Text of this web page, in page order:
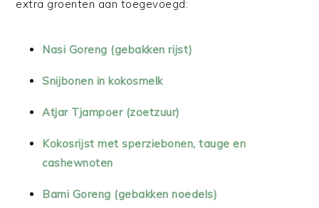
extra groenten aan toegevoegd:
Nasi Goreng (gebakken rijst)
Snijbonen in kokosmelk
Atjar Tjampoer (zoetzuur)
Kokosrijst met sperziebonen, tauge en
cashewnoten
Bami Goreng (gebakken noedels)